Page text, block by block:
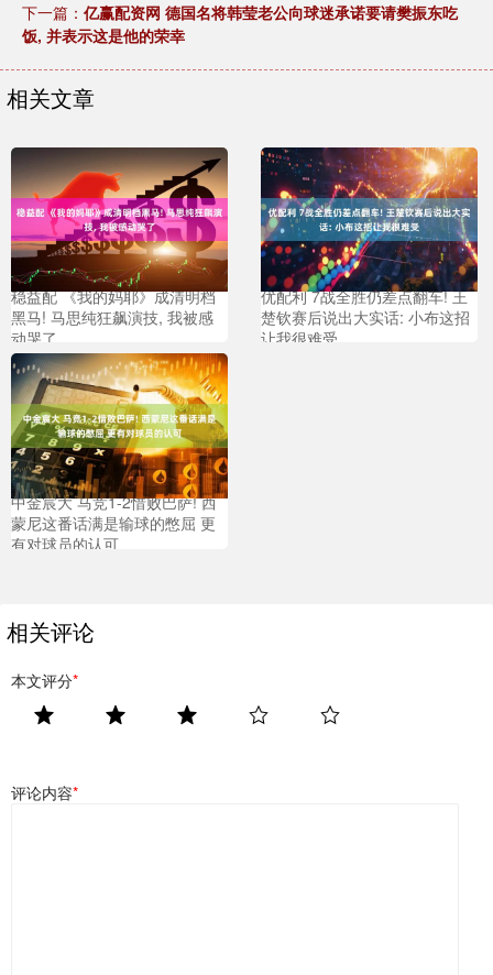
下一篇： 亿赢配资网 德国名将韩莹老公向球迷承诺要请樊振东吃
饭, 并表示这是他的荣幸
相关文章
稳益配 《我的妈耶》成清明档
黑马! 马思纯狂飙演技, 我被感
动哭了
优配利 7战全胜仍差点翻车! 王
楚钦赛后说出大实话: 小布这招
让我很难受
中金宸大 马竞1-2惜败巴萨! 西
蒙尼这番话满是输球的憋屈 更
有对球员的认可
相关评论
本文评分*
评论内容*